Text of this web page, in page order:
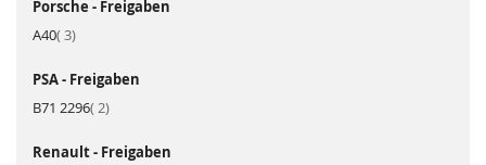
Porsche - Freigaben
A40 3Artikel
PSA - Freigaben
B71 2296 2Artikel
Renault - Freigaben